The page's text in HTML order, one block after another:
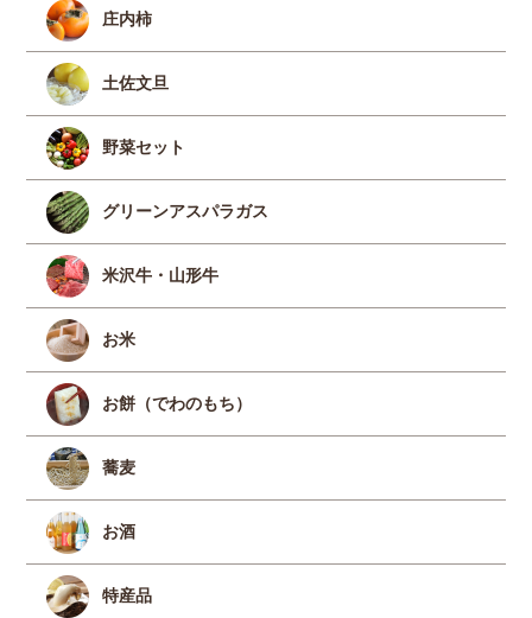
庄内柿
土佐文旦
野菜セット
グリーンアスパラガス
米沢牛・山形牛
お米
お餅（でわのもち）
蕎麦
お酒
特産品